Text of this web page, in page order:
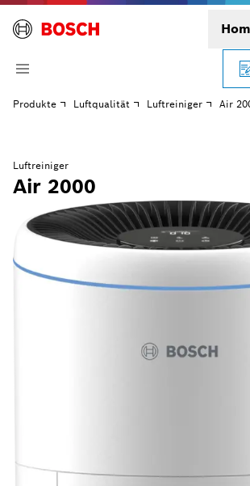
Produkte Luftqualität Luftreiniger Air
Luftreiniger
Air 2000